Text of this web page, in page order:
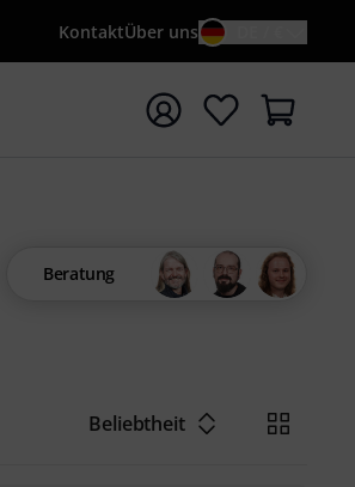
KontaktÜber uns
starten
Beratung
Beliebtheit